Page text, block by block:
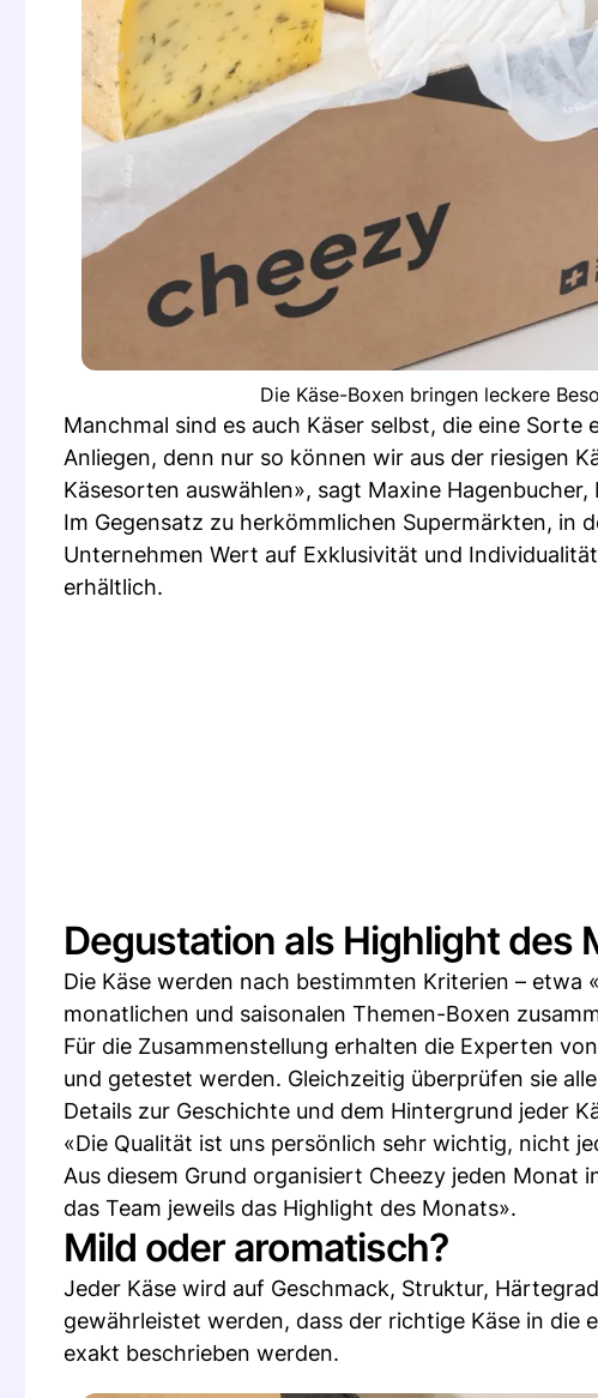
Die Käse-Boxen bringen leckere
Manchmal sind es auch Käser selbst, die eine
Anliegen, denn nur so können wir aus der riesigen
Käsesorten auswählen», sagt Maxine
Im Gegensatz zu herkömmlichen Supermärkten, in
Unternehmen Wert auf Exklusivität und
erhältlich.
Degustation als Highlight des
Die Käse werden nach bestimmten Kriterien – etwa
monatlichen und saisonalen Themen-Boxen
Für die Zusammenstellung erhalten die Experten
und getestet werden. Gleichzeitig überprüfen sie
Details zur Geschichte und dem Hintergrund jeder
«Die Qualität ist uns persönlich sehr wichtig, nicht
Aus diesem Grund organisiert Cheezy jeden Monat
das Team jeweils das Highlight des Monats».
Mild oder aromatisch?
Jeder Käse wird auf Geschmack, Struktur,
gewährleistet werden, dass der richtige Käse in
exakt beschrieben werden.